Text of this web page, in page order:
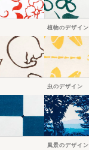
植物のデザイン
虫のデザイン
風景のデザイン